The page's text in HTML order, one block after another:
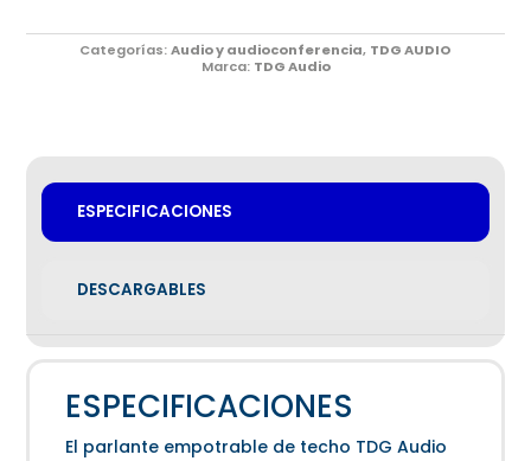
Categorías:Audio y audioconferencia, TDG AUDIO
Marca: TDG Audio
ESPECIFICACIONES
DESCARGABLES
ESPECIFICACIONES
El parlante empotrable de techo TDG Audio